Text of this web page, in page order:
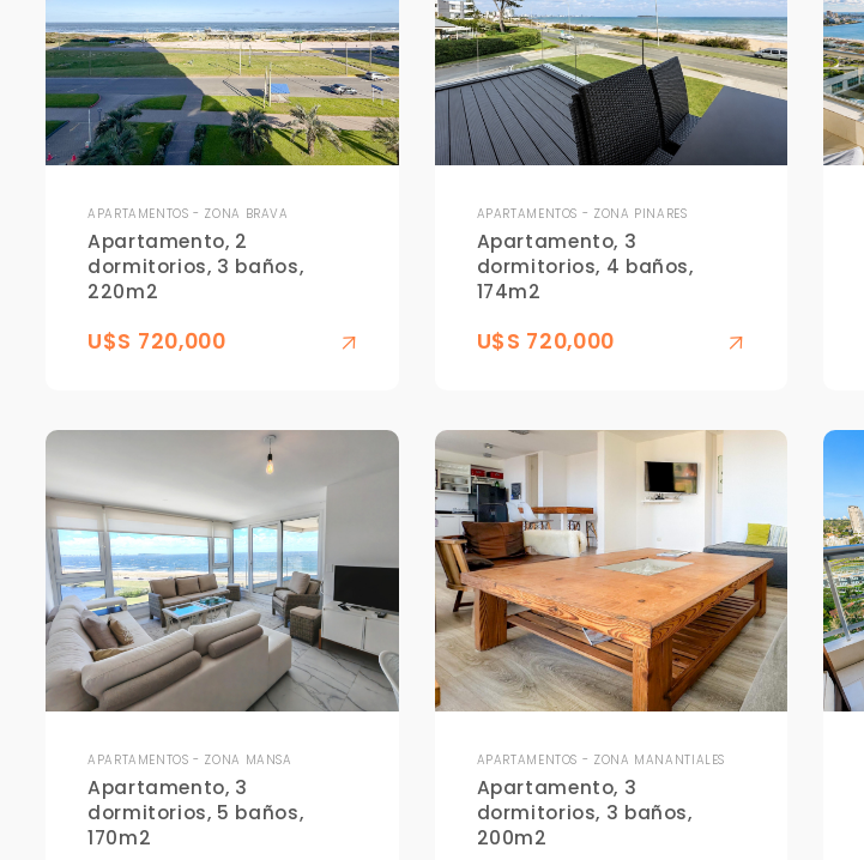
APARTAMENTOS - ZONA BRAVA
Apartamento, 2
dormitorios, 3 baños,
220m2
U$S 720,000
APARTAMENTOS - ZONA PINARES
Apartamento, 3
dormitorios, 4 baños,
174m2
U$S 720,000
APARTAMENTOS - ZONA MANSA
Apartamento, 3
dormitorios, 5 baños,
170m2
APARTAMENTOS - ZONA MANANTIALES
Apartamento, 3
dormitorios, 3 baños,
200m2